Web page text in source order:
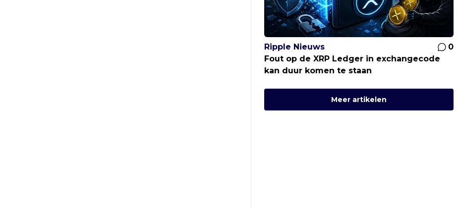
Ripple Nieuws
0
Fout op de XRP Ledger in exchangecode
kan duur komen te staan
Meer artikelen